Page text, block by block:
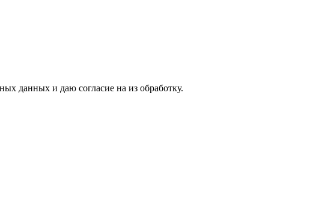
данных и даю согласие на из обработку.